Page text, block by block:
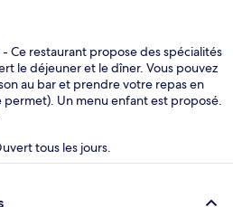
Ce restaurant propose des spécialités
le déjeuner et le dîner. Vous pouvez
au bar et prendre votre repas en
permet). Un menu enfant est proposé.
tous les jours.